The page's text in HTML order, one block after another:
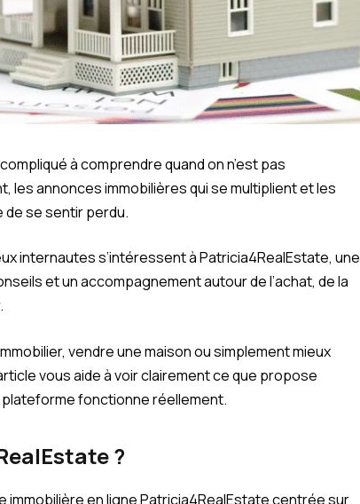
à comprendre quand on n’est pas
les annonces immobilières qui se multiplient et les
de se sentir perdu.
internautes s’intéressent à Patricia4RealEstate, une
et un accompagnement autour de l’achat, de la
vendre une maison ou simplement mieux
vous aide à voir clairement ce que propose
fonctionne réellement.
?
en ligne Patricia4RealEstate centrée sur